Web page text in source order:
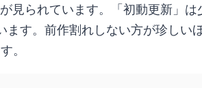
見られています。「初動更新」
ます。前作割れしない方が珍し
。